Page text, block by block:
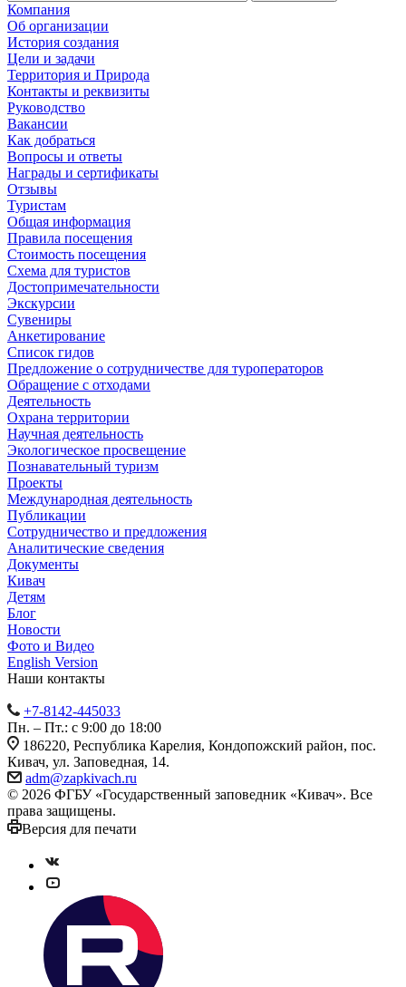
Компания
Об организации
История создания
Цели и задачи
Территория и Природа
Контакты и реквизиты
Руководство
Вакансии
Как добраться
Вопросы и ответы
Награды и сертификаты
Отзывы
Туристам
Общая информация
Правила посещения
Стоимость посещения
Схема для туристов
Достопримечательности
Экскурсии
Сувениры
Анкетирование
Список гидов
Предложение о сотрудничестве для туроператоров
Обращение с отходами
Деятельность
Охрана территории
Научная деятельность
Экологическое просвещение
Познавательный туризм
Проекты
Международная деятельность
Публикации
Сотрудничество и предложения
Аналитические сведения
Документы
Кивач
Детям
Блог
Новости
Фото и Видео
English Version
Наши контакты
+7-8142-445033
Пн. – Пт.: с 9:00 до 18:00
186220, Республика Карелия, Кондопожский район, пос.
Кивач, ул. Заповедная, 14.
adm@zapkivach.ru
© 2026 ФГБУ «Государственный заповедник «Кивач». Все
права защищены.
Версия для печати